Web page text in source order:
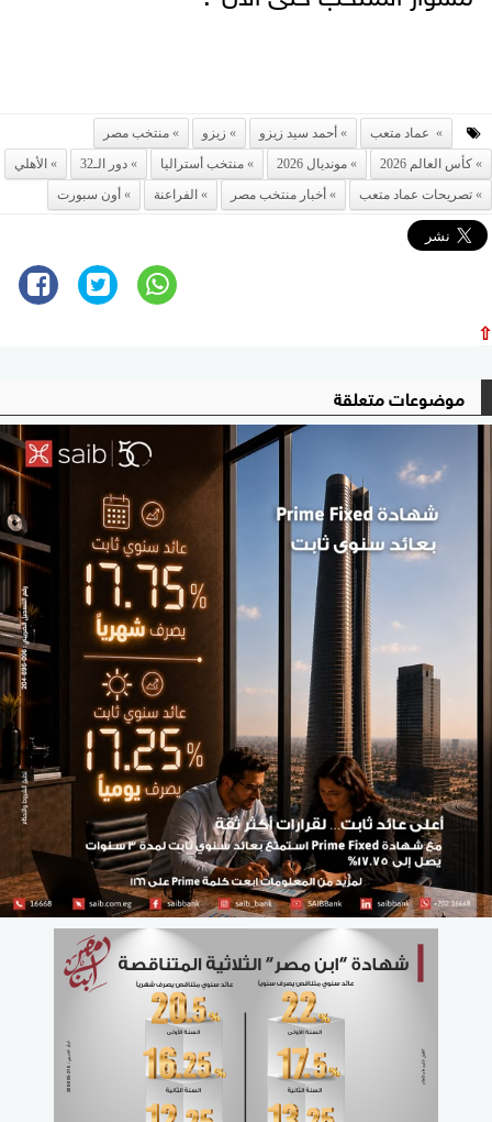
عماد متعب أحمد سيد زيزو زيزو
منتخب مصر
كأس العالم 2026
مونديال 2026 منتخب أستراليا دور الـ32
الأهلي
تصريحات عماد متعب
أخبار منتخب مصر الفراعنة أون سبورت
⇧
موضوعات متعلقة